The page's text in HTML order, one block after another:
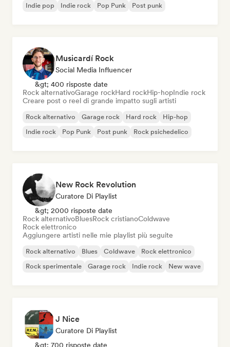
Indie pop
Indie rock Pop Punk Post punk
Musicardí Rock
Social Media Influencer
&gt; 400 risposte date
Rock alternativoGarage rockHard rockHip-hopIndie rock
Creare post o reel di grande impatto sugli artisti
Rock alternativo Garage rock Hard rock
Hip-hop
Indie rock
Pop Punk Post punk Rock psichedelico
New Rock Revolution
Curatore Di Playlist
&gt; 2000 risposte date
Rock alternativoBluesRock cristianoColdwave
Rock elettronico
Aggiungere artisti nelle mie playlist più seguite
Rock alternativo Blues Coldwave
Rock elettronico
Rock sperimentale
Garage rock Indie rock New wave
J Nice
Curatore Di Playlist
&gt; 700 risposte date